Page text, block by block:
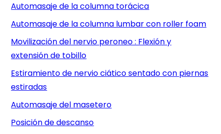
Automasaje de la columna torácica
Automasaje de la columna lumbar con roller foam
Movilización del nervio peroneo : Flexión y
extensión de tobillo
Estiramiento de nervio ciático sentado con piernas
estiradas
Automasaje del masetero
Posición de descanso